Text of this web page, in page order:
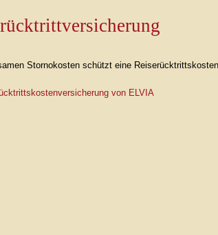
Stornokosten schützt eine
von ELVIA